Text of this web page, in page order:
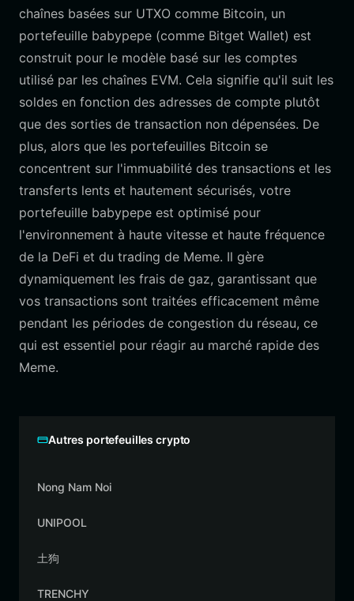
chaînes basées sur UTXO comme Bitcoin, un
portefeuille babypepe (comme Bitget Wallet) est
construit pour le modèle basé sur les comptes
utilisé par les chaînes EVM. Cela signifie qu'il suit les
soldes en fonction des adresses de compte plutôt
que des sorties de transaction non dépensées. De
plus, alors que les portefeuilles Bitcoin se
concentrent sur l'immuabilité des transactions et les
transferts lents et hautement sécurisés, votre
portefeuille babypepe est optimisé pour
l'environnement à haute vitesse et haute fréquence
de la DeFi et du trading de Meme. Il gère
dynamiquement les frais de gaz, garantissant que
vos transactions sont traitées efficacement même
pendant les périodes de congestion du réseau, ce
qui est essentiel pour réagir au marché rapide des
Meme.
Autres portefeuilles crypto
Nong Nam Noi
UNIPOOL
土狗
TRENCHY